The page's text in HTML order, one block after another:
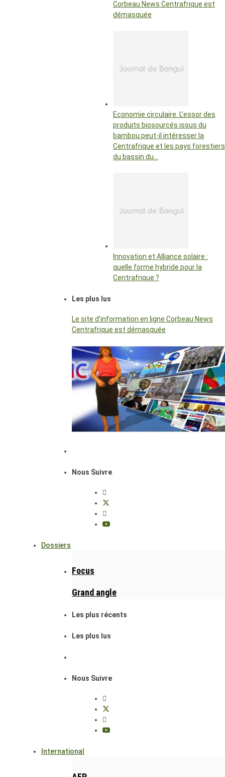
Corbeau News Centrafrique est
démasquée
Economie circulaire. L’essor des
produits biosourcés issus du
bambou peut-il intéresser la
Centrafrique et les pays forestiers
du bassin du…
Innovation et Alliance solaire :
quelle forme hybride pour la
Centrafrique ?
Les plus lus
Le site d’information en ligne Corbeau News
Centrafrique est démasquée
Nous Suivre
Dossiers
Focus
Grand angle
Les plus récents
Les plus lus
Nous Suivre
International